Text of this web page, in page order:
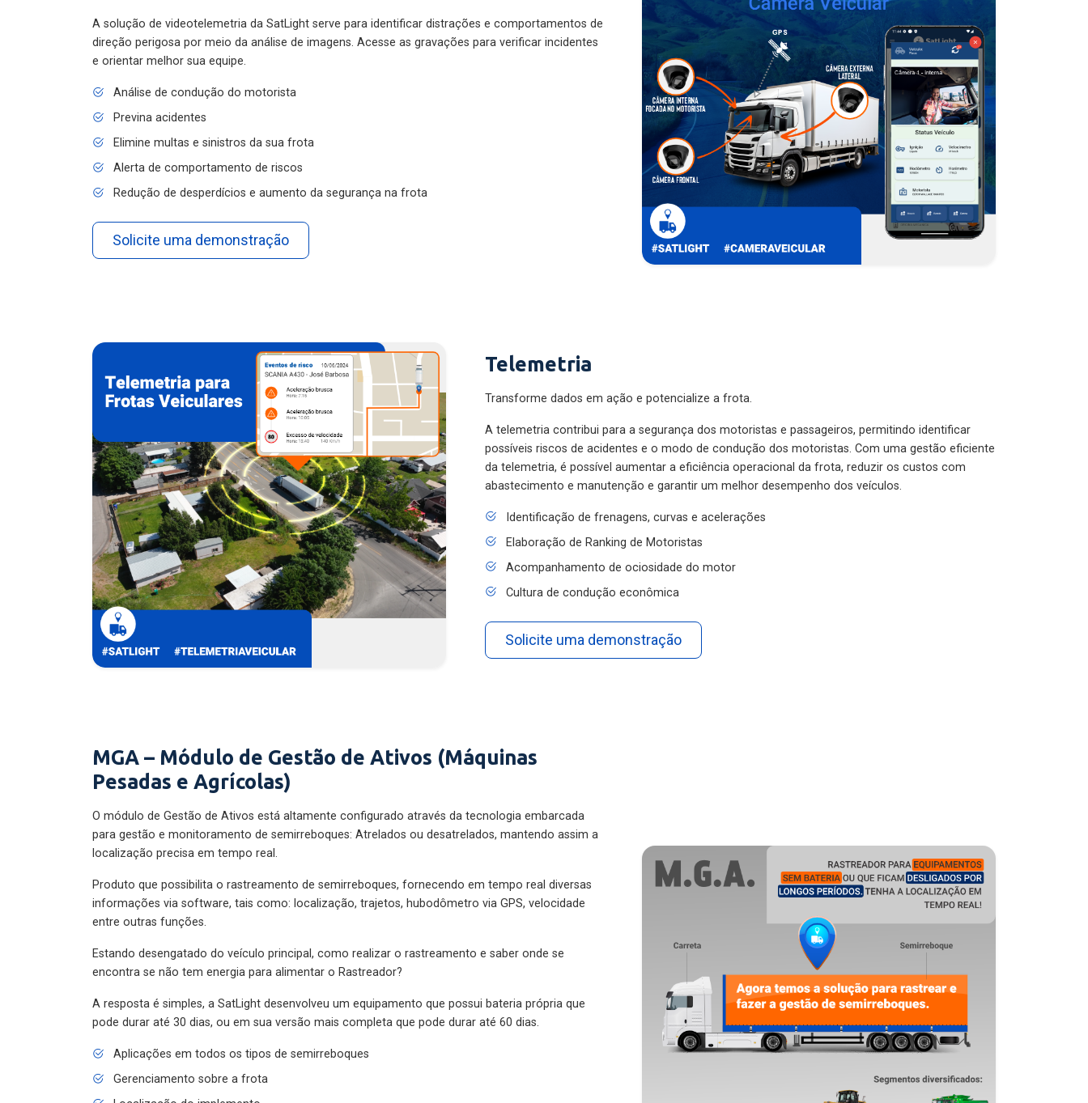
A solução de videotelemetria da SatLight serve para identificar distrações e comportamentos de
direção perigosa por meio da análise de imagens. Acesse as gravações para verificar incidentes
e orientar melhor sua equipe.
Análise de condução do motorista
Previna acidentes
Elimine multas e sinistros da sua frota
Alerta de comportamento de riscos
Redução de desperdícios e aumento da segurança na frota
Solicite uma demonstração
Telemetria
Transforme dados em ação e potencialize a frota.
A telemetria contribui para a segurança dos motoristas e passageiros, permitindo identificar
possíveis riscos de acidentes e o modo de condução dos motoristas. Com uma gestão eficiente
da telemetria, é possível aumentar a eficiência operacional da frota, reduzir os custos com
abastecimento e manutenção e garantir um melhor desempenho dos veículos.
Identificação de frenagens, curvas e acelerações
Elaboração de Ranking de Motoristas
Acompanhamento de ociosidade do motor
Cultura de condução econômica
Solicite uma demonstração
MGA – Módulo de Gestão de Ativos (Máquinas
Pesadas e Agrícolas)
O módulo de Gestão de Ativos está altamente configurado através da tecnologia embarcada
para gestão e monitoramento de semirreboques: Atrelados ou desatrelados, mantendo assim a
localização precisa em tempo real.
Produto que possibilita o rastreamento de semirreboques, fornecendo em tempo real diversas
informações via software, tais como: localização, trajetos, hubodômetro via GPS, velocidade
entre outras funções.
Estando desengatado do veículo principal, como realizar o rastreamento e saber onde se
encontra se não tem energia para alimentar o Rastreador?
A resposta é simples, a SatLight desenvolveu um equipamento que possui bateria própria que
pode durar até 30 dias, ou em sua versão mais completa que pode durar até 60 dias.
Aplicações em todos os tipos de semirreboques
Gerenciamento sobre a frota
Localização do implemento